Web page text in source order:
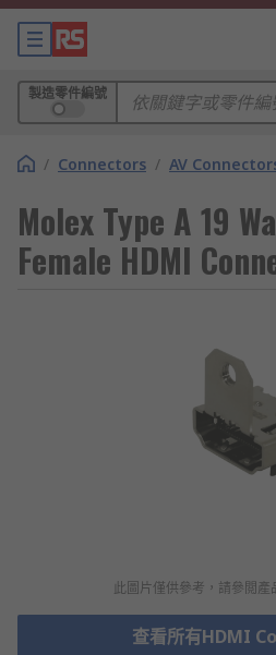
製造零件編號
/ Connectors / AV
Molex Type A 19
Female HDMI
此圖片僅供參考，請參閲產
查看所有HDMI